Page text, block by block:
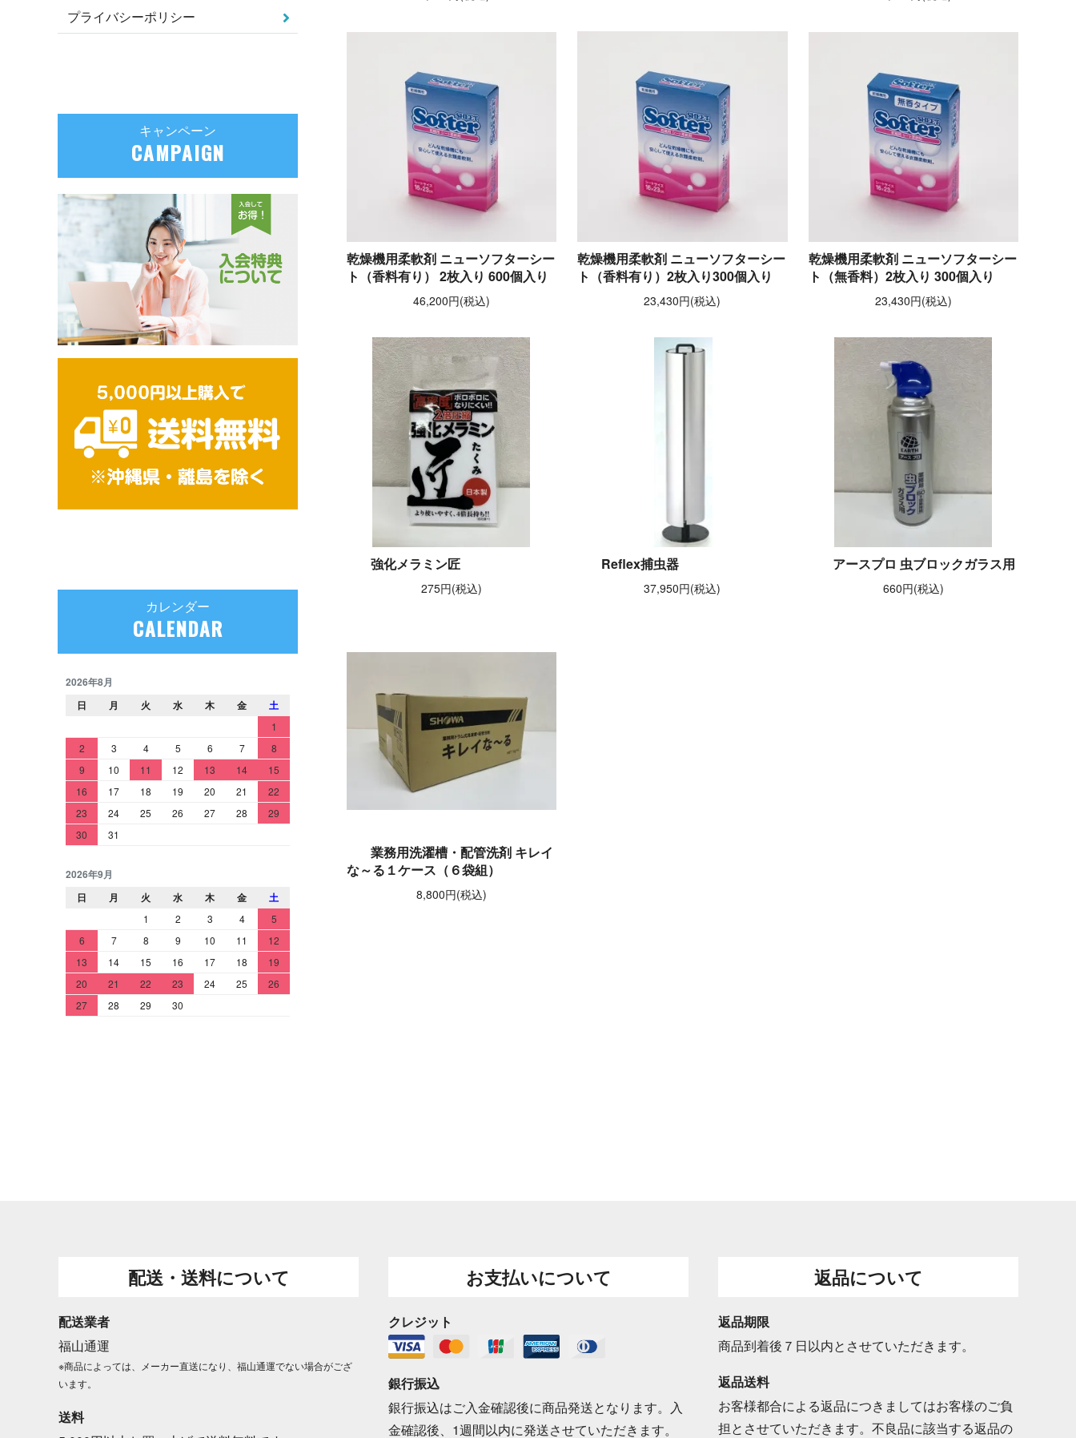
乾燥機用柔軟剤 ニューソフターシー
ト（香料有り） 2枚入り 600個入り
46,200円(税込)
乾燥機用柔軟剤 ニューソフターシー
ト（香料有り）2枚入り300個入り
23,430円(税込)
乾燥機用柔軟剤 ニューソフターシー
ト（無香料）2枚入り 300個入り
23,430円(税込)
強化メラミン匠
275円(税込)
Reflex捕虫器
37,950円(税込)
アースプロ 虫ブロックガラス用
660円(税込)
業務用洗濯槽・配管洗剤 キレイ
な～る１ケース（６袋組）
8,800円(税込)
プライバシーポリシー
キャンペーン
CAMPAIGN
カレンダー
CALENDAR
2026年8月
日
月 火 水 木 金 土
1
2
3 4 5 6 7
8
9
10 11 12 13 14
15
16
17 18 19 20 21
22
23
24 25 26 27 28
29
30
31
2026年9月
日
月 火 水 木 金 土
1 2 3 4
5
6
7 8 9 10 11
12
13
14 15 16 17 18
19
20
21 22 23 24 25
26
27
28 29 30
配送・送料について
配送業者
福山通運
※商品によっては、メーカー直送になり、福山通運でない場合がござ
います。
送料
お支払いについて
クレジット
銀行振込
銀行振込はご入金確認後に商品発送となります。入
金確認後、1週間以内に発送させていただきます。
返品について
返品期限
商品到着後７日以内とさせていただきます。
返品送料
お客様都合による返品につきましてはお客様のご負
担とさせていただきます。不良品に該当する返品の